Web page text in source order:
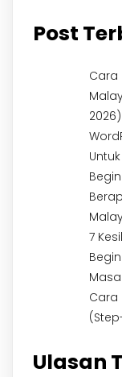
Post
Cara
2026)
7
Cara
Ulasan